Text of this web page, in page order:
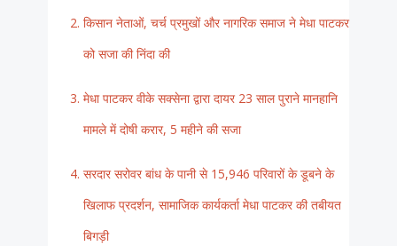
किसान नेताओं, चर्च प्रमुखों और नागरिक समाज ने मेधा पाटकर
को सजा की निंदा की
मेधा पाटकर वीके सक्सेना द्वारा दायर 23 साल पुराने मानहानि
मामले में दोषी करार, 5 महीने की सजा
सरदार सरोवर बांध के पानी से 15,946 परिवारों के डूबने के
खिलाफ प्रदर्शन, सामाजिक कार्यकर्ता मेधा पाटकर की तबीयत
बिगड़ी